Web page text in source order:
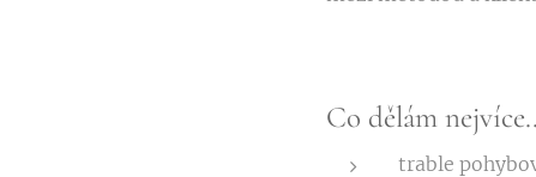
Co dělám
trable